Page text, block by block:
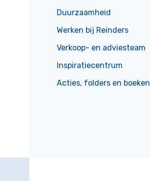
Duurzaamheid
Werken bij Reinders
Verkoop- en adviesteam
Inspiratiecentrum
Acties, folders en boeken